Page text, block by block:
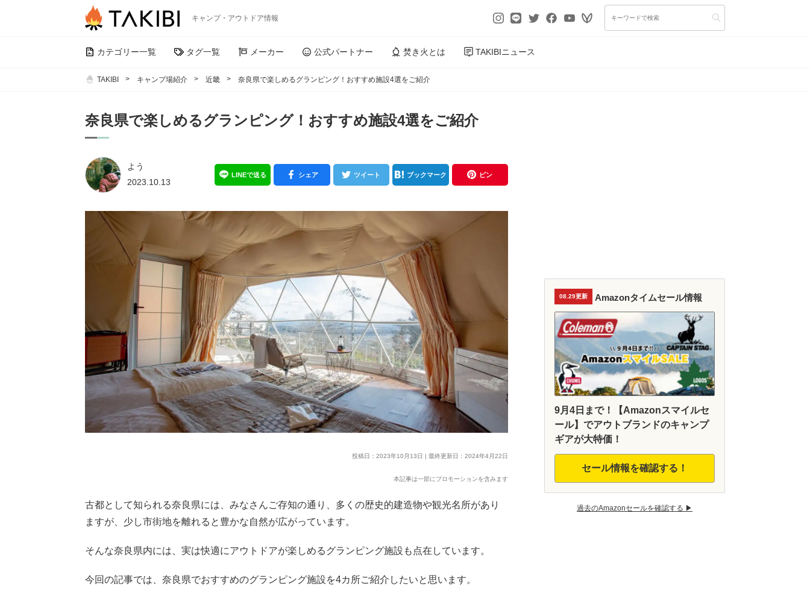
キャンプ・アウトドア情報
カテゴリー一覧 タグ一覧 メーカー 公式パートナー 焚き火とは TAKIBIニュース
TAKIBI キャンプ場紹介 近畿 奈良県で楽しめるグランピング！おすすめ施設4選をご紹介
奈良県で楽しめるグランピング！おすすめ施設4選をご紹介
よう
2023.10.13
LINEで送る シェア ツイート ブックマーク ピン
投稿日：2023年10月13日 | 最終更新日：2024年4月22日
本記事は一部にプロモーションを含みます
古都として知られる奈良県には、みなさんご存知の通り、多くの歴史的建造物や観光名所があり
ますが、少し市街地を離れると豊かな自然が広がっています。
そんな奈良県内には、実は快適にアウトドアが楽しめるグランピング施設も点在しています。
今回の記事では、奈良県でおすすめのグランピング施設を4カ所ご紹介したいと思います。
08.29更新 Amazonタイムセール情報
9月4日まで！【Amazonスマイルセ
ール】でアウトブランドのキャンプ
ギアが大特価！
セール情報を確認する！
過去のAmazonセールを確認する ▶︎